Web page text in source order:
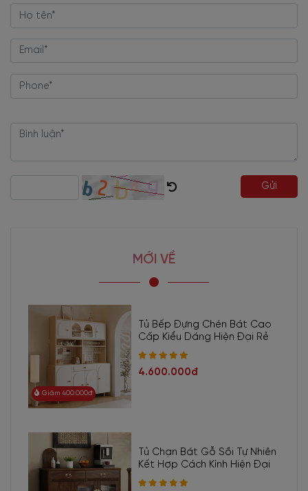
Gửi
MỚI VỀ
Giảm 400.000đ
Tủ Bếp Đựng Chén Bát Cao
Cấp Kiểu Dáng Hiện Đại Rẻ
4.600.000đ
Tủ Chạn Bát Gỗ Sồi Tự Nhiên
Kết Hợp Cách Kính Hiện Đại